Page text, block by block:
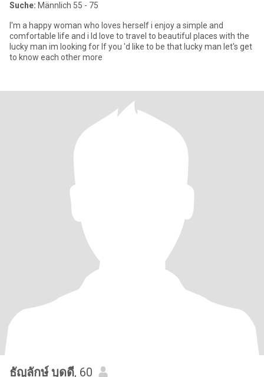
Suche: Männlich 55 - 75
I'm a happy woman who loves herself i enjoy a simple and
comfortable life and i ld love to travel to beautiful places with the
lucky man im looking for lf you 'd like to be that lucky man let's get
to know each other more
ธัญลักษ์ บุดดี, 60